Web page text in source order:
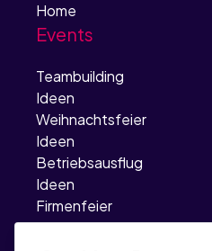
Home
Events
Teambuilding
Ideen
Weihnachtsfeier
Ideen
Betriebsausflug
Ideen
Firmenfeier
Ideen